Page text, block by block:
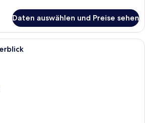
Daten auswählen und Preise sehen
Ein Hotelzimmer mit Bett,